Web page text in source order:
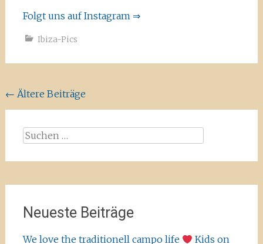
Folgt uns auf Instagram ⇒
Ibiza-Pics
Beitragsnavigation
← Ältere Beiträge
Suchen
Neueste Beiträge
We love the traditionell campo life
Kids on